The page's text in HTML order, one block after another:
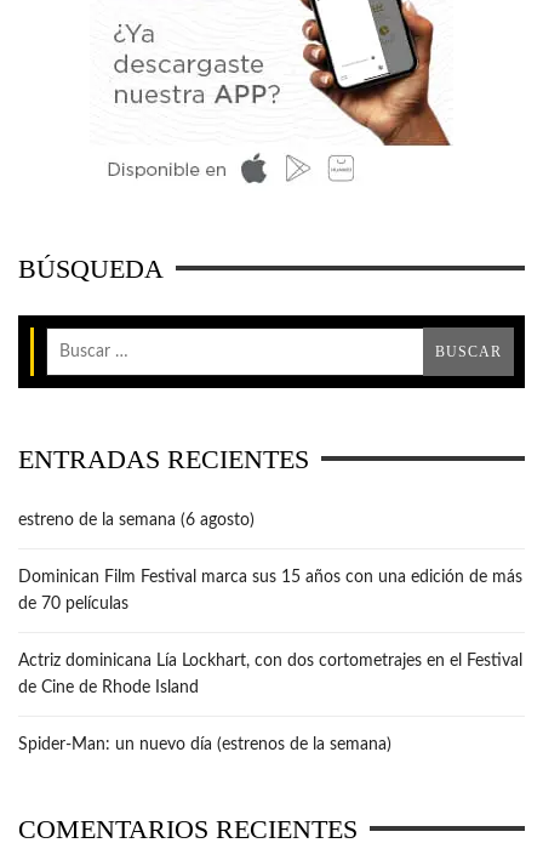
BÚSQUEDA
ENTRADAS RECIENTES
estreno de la semana (6 agosto)
Dominican Film Festival marca sus 15 años con una edición de más
de 70 películas
Actriz dominicana Lía Lockhart, con dos cortometrajes en el Festival
de Cine de Rhode Island
Spider-Man: un nuevo día (estrenos de la semana)
COMENTARIOS RECIENTES